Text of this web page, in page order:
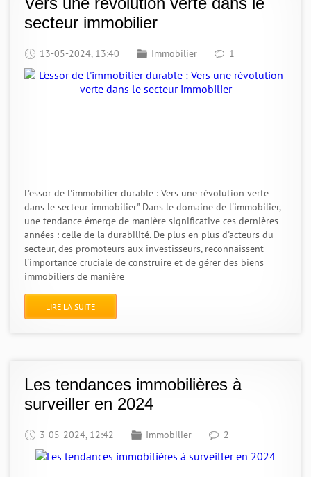
secteur immobilier
13-05-2024, 13:40 Immobilier 1
L'essor de l'immobilier durable : Vers une révolution verte
dans le secteur immobilier" Dans le domaine de l'immobilier,
une tendance émerge de manière significative ces dernières
années : celle de la durabilité. De plus en plus d'acteurs du
secteur, des promoteurs aux investisseurs, reconnaissent
l'importance cruciale de construire et de gérer des biens
immobiliers de manière
LIRE LA SUITE
Les tendances immobilières à
surveiller en 2024
3-05-2024, 12:42 Immobilier 2